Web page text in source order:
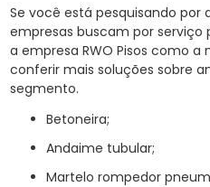
Se você está pesquisando
empresas buscam por serviço
a empresa RWO Pisos como a
conferir mais soluções sobre
segmento.
betoneira;
andaime tubular;
martelo rompedor